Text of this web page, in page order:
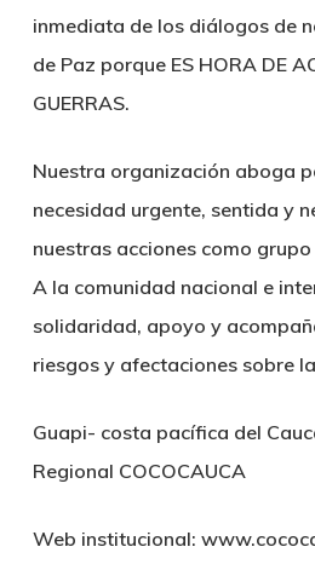
inmediata de los diálogos de
de Paz porque ES HORA DE
GUERRAS.
Nuestra organización aboga
necesidad urgente, sentida y
nuestras acciones como
A la comunidad nacional e
solidaridad, apoyo y
riesgos y afectaciones sobre
Guapi- costa pacífica del
Regional COCOCAUCA
Web institucional: